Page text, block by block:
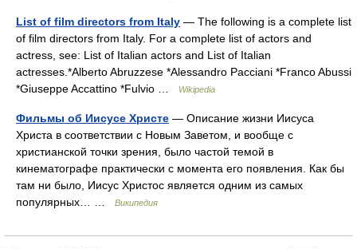
List of film directors from Italy — The following is a complete list
of film directors from Italy. For a complete list of actors and
actress, see: List of Italian actors and List of Italian
actresses.*Alberto Abruzzese *Alessandro Pacciani *Franco Abussi
*Giuseppe Accattino *Fulvio …
Wikipedia
Фильмы об Иисусе Христе — Описание жизни Иисуса
Христа в соответствии с Новым Заветом, и вообще с
христианской точки зрения, было частой темой в
кинематографе практически с момента его появления. Как бы
там ни было, Иисус Христос является одним из самых
популярных… …
Википедия